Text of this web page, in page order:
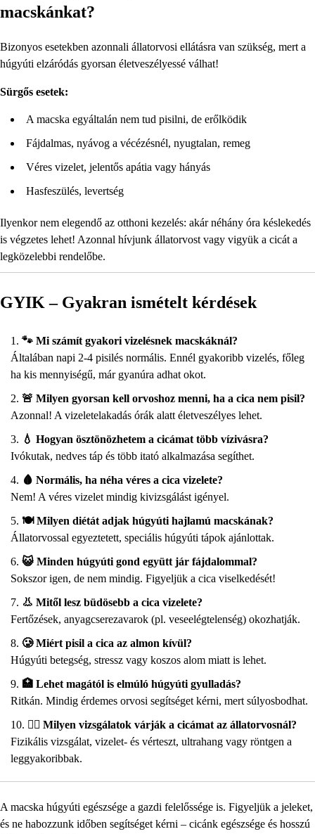
macskánkat?
Bizonyos esetekben azonnali állatorvosi ellátásra van szükség, mert a
húgyúti elzáródás gyorsan életveszélyessé válhat!
Sürgős esetek:
A macska egyáltalán nem tud pisilni, de erőlködik
Fájdalmas, nyávog a vécézésnél, nyugtalan, remeg
Véres vizelet, jelentős apátia vagy hányás
Hasfeszülés, levertség
Ilyenkor nem elegendő az otthoni kezelés: akár néhány óra késlekedés
is végzetes lehet! Azonnal hívjunk állatorvost vagy vigyük a cicát a
legközelebbi rendelőbe.
GYIK – Gyakran ismételt kérdések
🐾 Mi számít gyakori vizelésnek macskáknál?
Általában napi 2-4 pisilés normális. Ennél gyakoribb vizelés, főleg
ha kis mennyiségű, már gyanúra adhat okot.
🚨 Milyen gyorsan kell orvoshoz menni, ha a cica nem pisil?
Azonnal! A vizeletelakadás órák alatt életveszélyes lehet.
💧 Hogyan ösztönözhetem a cicámat több vízivásra?
Ivókutak, nedves táp és több itató alkalmazása segíthet.
🩸 Normális, ha néha véres a cica vizelete?
Nem! A véres vizelet mindig kivizsgálást igényel.
🍽️ Milyen diétát adjak húgyúti hajlamú macskának?
Állatorvossal egyeztetett, speciális húgyúti tápok ajánlottak.
😺 Minden húgyúti gond együtt jár fájdalommal?
Sokszor igen, de nem mindig. Figyeljük a cica viselkedését!
👃 Mitől lesz büdösebb a cica vizelete?
Fertőzések, anyagcserezavarok (pl. veseelégtelenség) okozhatják.
🥲 Miért pisil a cica az almon kívül?
Húgyúti betegség, stressz vagy koszos alom miatt is lehet.
🏥 Lehet magától is elmúló húgyúti gyulladás?
Ritkán. Mindig érdemes orvosi segítséget kérni, mert súlyosbodhat.
👨‍⚕️ Milyen vizsgálatok várják a cicámat az állatorvosnál?
Fizikális vizsgálat, vizelet- és vérteszt, ultrahang vagy röntgen a
leggyakoribbak.
A macska húgyúti egészsége a gazdi felelőssége is. Figyeljük a jeleket,
és ne habozzunk időben segítséget kérni – cicánk egészsége és hosszú